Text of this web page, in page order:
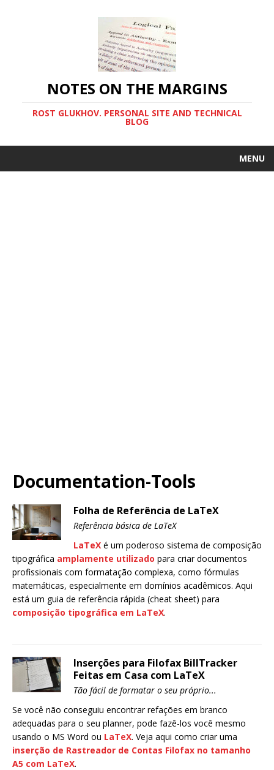
NOTES ON THE MARGINS
ROST GLUKHOV. PERSONAL SITE AND TECHNICAL
BLOG
MENU
Documentation-Tools
Folha de Referência de LaTeX
Referência básica de LaTeX
LaTeX é um poderoso sistema de composição
tipográfica amplamente utilizado para criar documentos
profissionais com formatação complexa, como fórmulas
matemáticas, especialmente em domínios acadêmicos. Aqui
está um guia de referência rápida (cheat sheet) para
composição tipográfica em LaTeX.
Inserções para Filofax BillTracker
Feitas em Casa com LaTeX
Tão fácil de formatar o seu próprio...
Se você não conseguiu encontrar refações em branco
adequadas para o seu planner, pode fazê-los você mesmo
usando o MS Word ou LaTeX. Veja aqui como criar uma
inserção de Rastreador de Contas Filofax no tamanho
A5 com LaTeX.